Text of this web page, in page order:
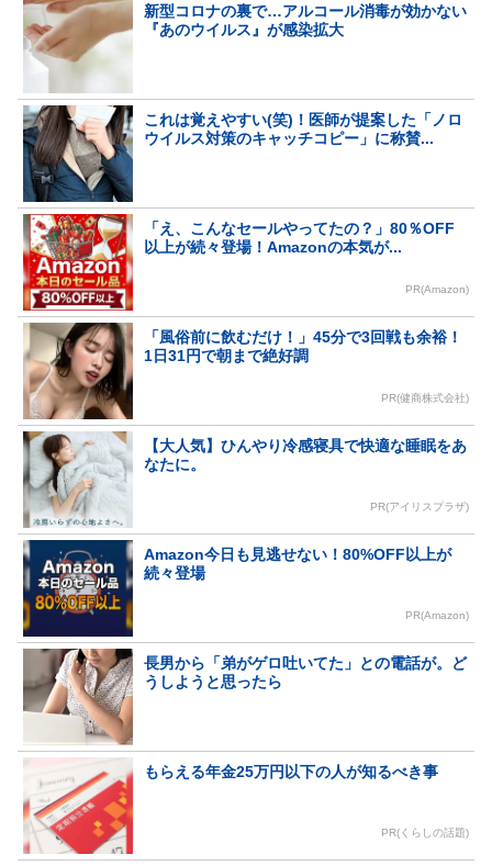
新型コロナの裏で…アルコール消毒が効かない
『あのウイルス』が感染拡大
これは覚えやすい(笑)！医師が提案した「ノロ
ウイルス対策のキャッチコピー」に称賛...
「え、こんなセールやってたの？」80％OFF
以上が続々登場！Amazonの本気が...
PR(Amazon)
「風俗前に飲むだけ！」45分で3回戦も余裕！
1日31円で朝まで絶好調
PR(健商株式会社)
【大人気】ひんやり冷感寝具で快適な睡眠をあ
なたに。
PR(アイリスプラザ)
Amazon今日も見逃せない！80%OFF以上が
続々登場
PR(Amazon)
長男から「弟がゲロ吐いてた」との電話が。ど
うしようと思ったら
もらえる年金25万円以下の人が知るべき事
PR(くらしの話題)